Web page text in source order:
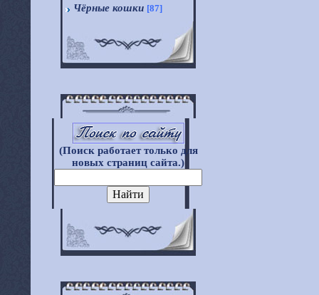
Чёрные кошки [87]
(Поиск работает только для
новых страниц сайта.)